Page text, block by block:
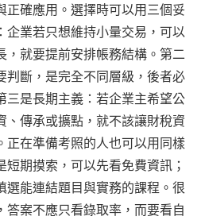
正確應用。選擇時可以用三個妥
企業若只想維持小量交易，可以
，就要提前安排帳務結構。第二
判斷，是完全不同層級，後者必
三是長期主義：若企業主希望公
、傳承或擴點，就不該讓財稅資
正在準備考照的人也可以用同樣
期摸索，可以先看免費資訊；
選能連結題目與實務的課程。很
，答案不應只看錄取率，而要看自